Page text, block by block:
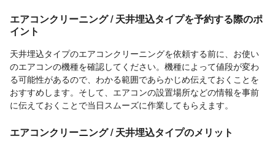
エアコンクリーニング / 天井埋込タイプを予約する際のポ
イント
天井埋込タイプのエアコンクリーニングを依頼する前に、お使い
のエアコンの機種を確認してください。機種によって値段が変わ
る可能性があるので、わかる範囲であらかじめ伝えておくことを
おすすめします。そして、エアコンの設置場所などの情報を事前
に伝えておくことで当日スムーズに作業してもらえます。
エアコンクリーニング / 天井埋込タイプのメリット